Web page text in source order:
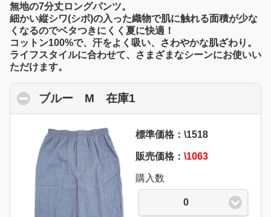
無地の7分丈ロングパンツ。
細かい縦シワ(シボ)の入った織物で肌に触れる面積が少な
くなるのでベタつきにくく夏に快適！
コットン100%で、汗をよく吸い、さわやかな肌ざわり。
ライフスタイルに合わせて、さまざまなシーンにお使いい
ただけます。
ブルー M 在庫1
標準価格：\1518
販売価格： \1063
購入数
0